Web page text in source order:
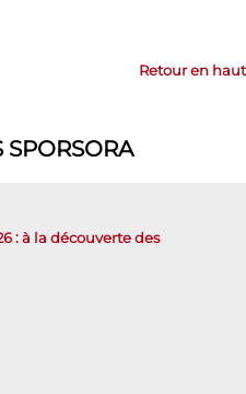
Retour en haut
SPORSORA
: à la découverte des